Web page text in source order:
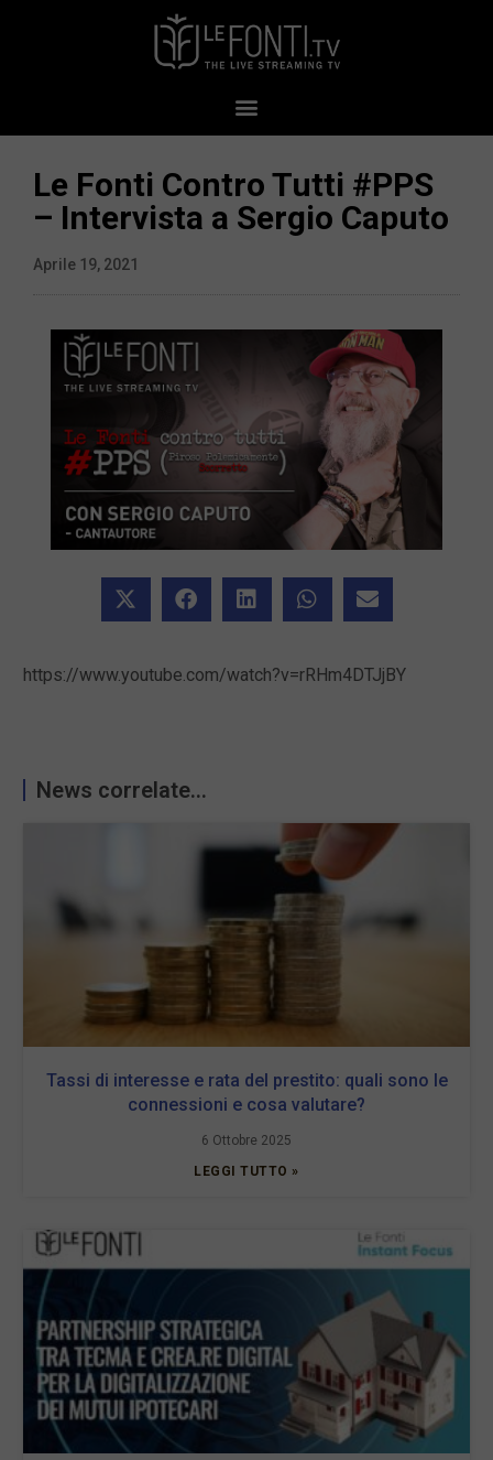
Le Fonti Contro Tutti #PPS​​​​​
– Intervista a Sergio Caputo
Aprile 19, 2021
https://www.youtube.com/watch?v=rRHm4DTJjBY
News correlate...
Tassi di interesse e rata del prestito: quali sono le
connessioni e cosa valutare?
6 Ottobre 2025
LEGGI TUTTO »